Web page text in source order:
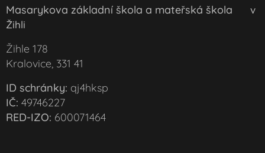
Masarykova základní škola a mateřská škola v
Žihli
Žihle 178
Kralovice, 331 41
ID schránky: qj4hksp
IČ: 49746227
RED-IZO: 600071464